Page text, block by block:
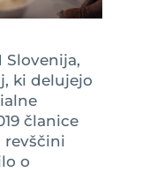
Slovenija,
ki delujejo
članice
revščini
o